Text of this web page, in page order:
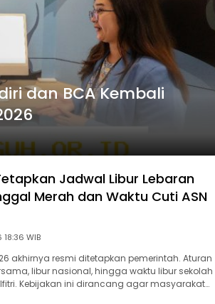
dan BCA Kembali
Jadwal Libur Lebaran
Merah dan Waktu Cuti ASN
Minggu, 15 Mar 2026 18:36 WIB
akhirnya resmi ditetapkan pemerintah. Aturan
libur nasional, hingga waktu libur sekolah
Kebijakan ini dirancang agar masyarakat…